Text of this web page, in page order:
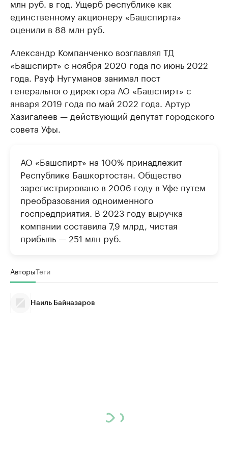
млн руб. в год. Ущерб республике как
единственному акционеру «Башспирта»
оценили в 88 млн руб.
Александр Компанченко возглавлял ТД
«Башспирт» с ноября 2020 года по июнь 2022
года. Рауф Нугуманов занимал пост
генерального директора АО «Башспирт» с
января 2019 года по май 2022 года. Артур
Хазигалеев — действующий депутат городского
совета Уфы.
АО «Башспирт» на 100% принадлежит
Республике Башкортостан. Общество
зарегистрировано в 2006 году в Уфе путем
преобразования одноименного
госпредприятия. В 2023 году выручка
компании составила 7,9 млрд, чистая
прибыль — 251 млн руб.
АвторыТеги
Наиль Байназаров